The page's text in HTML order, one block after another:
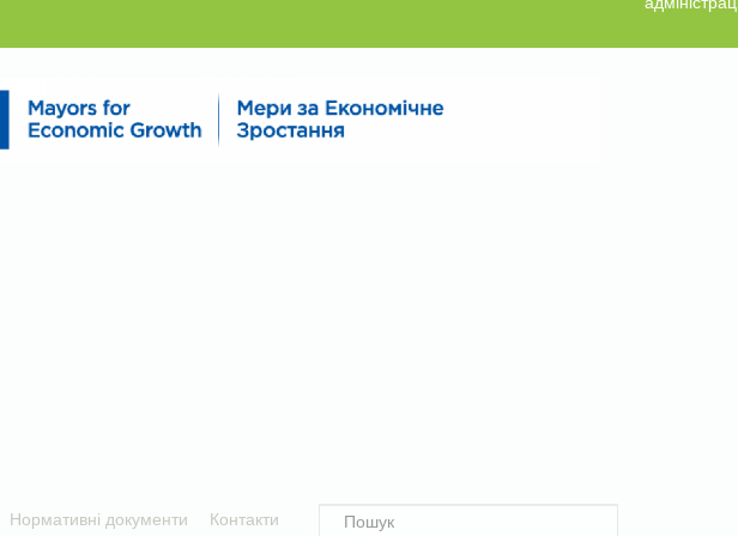
Нормативні документи Контакти